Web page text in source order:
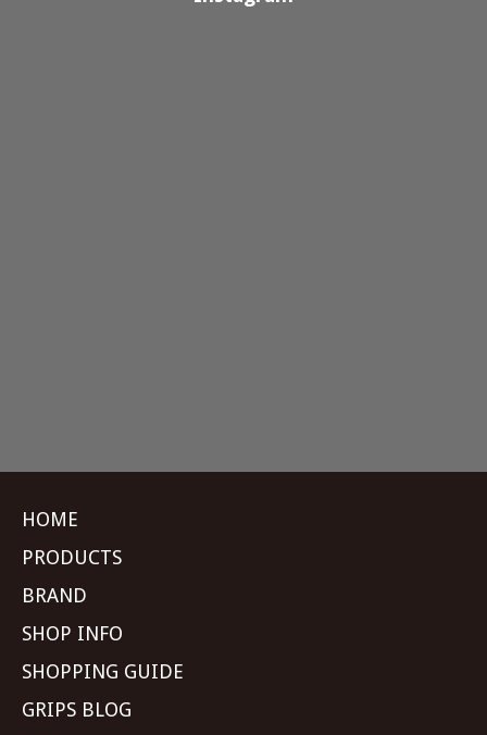
HOME
PRODUCTS
BRAND
SHOP INFO
SHOPPING GUIDE
GRIPS BLOG